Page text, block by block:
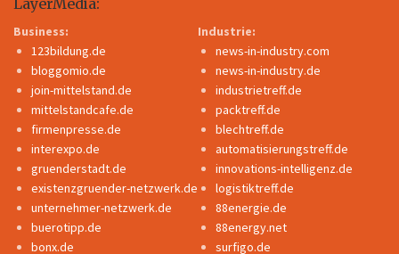
Business:
123bildung.de
bloggomio.de
join-mittelstand.de
mittelstandcafe.de
firmenpresse.de
interexpo.de
gruenderstadt.de
existenzgruender-netzwerk.de
unternehmer-netzwerk.de
buerotipp.de
bonx.de
Industrie:
news-in-industry.com
news-in-industry.de
industrietreff.de
packtreff.de
blechtreff.de
automatisierungstreff.de
innovations-intelligenz.de
logistiktreff.de
88energie.de
88energy.net
surfigo.de